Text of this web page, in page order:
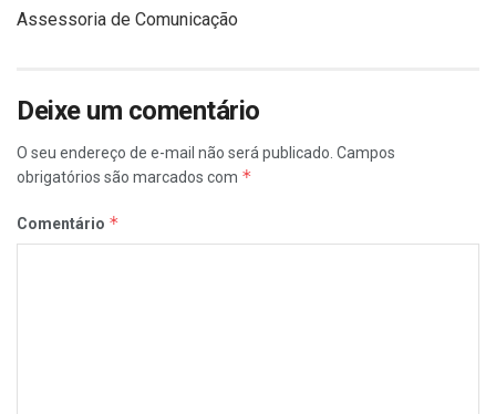
Assessoria de Comunicação
Deixe um comentário
O seu endereço de e-mail não será publicado. Campos
obrigatórios são marcados com *
Comentário *